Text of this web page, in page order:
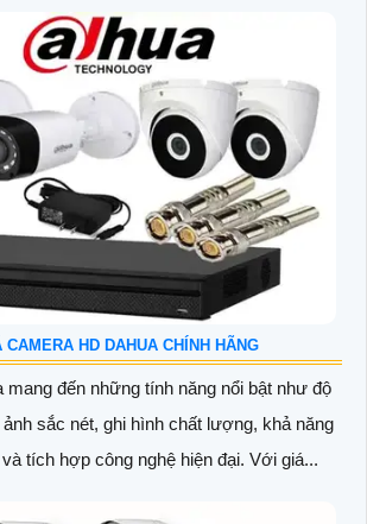
CAMERA HD DAHUA CHÍNH HÃNG
mang đến những tính năng nổi bật như độ
sắc nét, ghi hình chất lượng, khả năng
tích hợp công nghệ hiện đại. Với giá...